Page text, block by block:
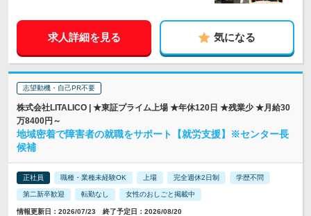
求人詳細を見る 気になる
志望動機・自己PR不要
株式会社LITALICO | ★東証プライム上場 ★年休120日 ★残業少 ★月給30
万8400円～
地域密着で障害者の就職をサポート【就労支援】※センター長
候補
正社員 職種・業種未経験OK 上場 完全週休2日制 学歴不問
第二新卒歓迎 転勤なし 女性のおしごと掲載中
情報更新日：2026/07/23 終了予定日：2026/08/20